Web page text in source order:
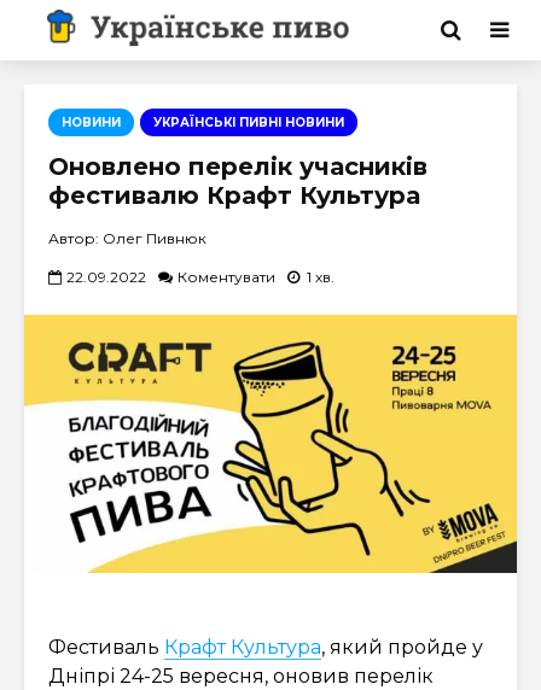
НОВИНИ УКРАЇНСЬКІ ПИВНІ НОВИНИ
Оновлено перелік учасників
фестивалю Крафт Культура
Автор: Олег Пивнюк
22.09.2022 Коментувати 1 хв.
Фестиваль Крафт Культура, який пройде у
Дніпрі 24-25 вересня, оновив перелік